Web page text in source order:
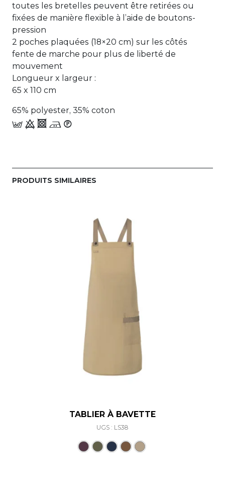
toutes les bretelles peuvent être retirées ou
fixées de manière flexible à l’aide de boutons-
pression
2 poches plaquées (18×20 cm) sur les côtés
fente de marche pour plus de liberté de
mouvement
Longueur x largeur :
65 x 110 cm
65% polyester, 35% coton
c 9 4 +_W
PRODUITS SIMILAIRES
TABLIER À BAVETTE
UGS : LS38